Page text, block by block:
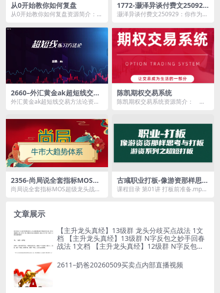
从0开始教你如何复盘
从0开始教你如何复盘资源简介：
法，挖掘未来机遇，判...
1772-灏泽异谈付费文25092
9：你作为普通人，该如何拥
我把思路全写给你了
灏泽异谈付费文250929：你作为普
看，耐心读，我把...
2660–外汇黄金ak超短线交易
方法论-1.26GB
外汇黄金ak超短线交易方法论资源
陈凯期权交易系统
陈凯期权交易系统资源简介： 介
2356-尚局说全套指标MOS超
级龙头战法
尚局说全套指标MOS超级龙头战法
古彧职业打板-像游资那样思考
与打板，游资系列之超短打板
课程目录 第01讲 打板前准备.mp4
文章展示
【主升龙头真经】13级群 龙头分歧买点战法 1文
档 【主升龙头真经】13级群 N字反包之妙手回春
战法 1文档 【主升龙头真经】12级群 N字反包之
2611–奶爸20260509买卖点内部直播视频